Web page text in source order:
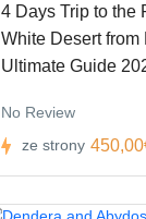
4 Days Trip to the
White Desert from
Ultimate Guide
No Review
ze strony